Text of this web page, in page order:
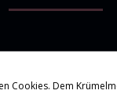
Cookies. Dem